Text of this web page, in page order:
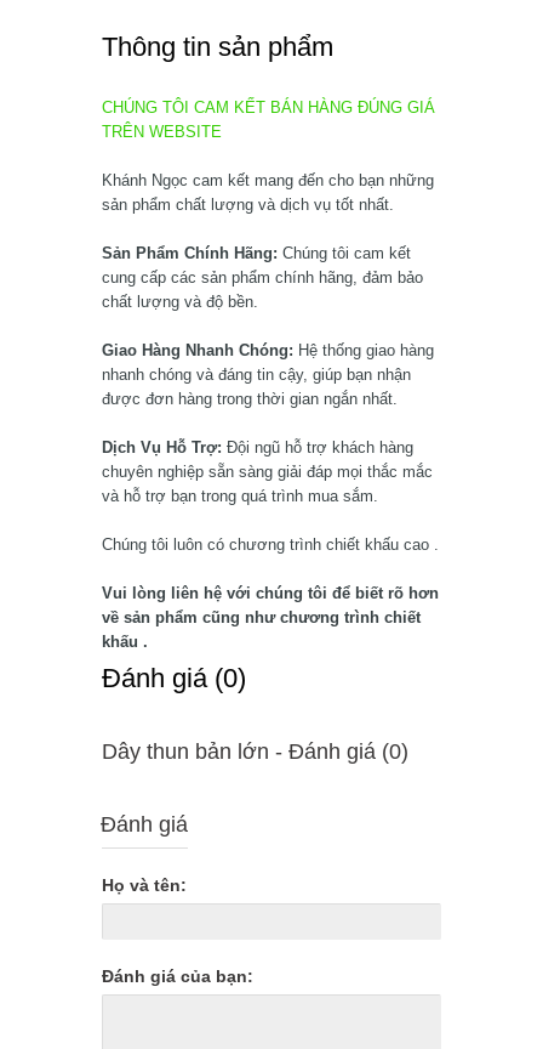
Thông tin sản phẩm
CHÚNG TÔI CAM KẾT BÁN HÀNG ĐÚNG GIÁ
TRÊN WEBSITE
Khánh Ngọc cam kết mang đến cho bạn những
sản phẩm chất lượng và dịch vụ tốt nhất.
Sản Phẩm Chính Hãng: Chúng tôi cam kết
cung cấp các sản phẩm chính hãng, đảm bảo
chất lượng và độ bền.
Giao Hàng Nhanh Chóng: Hệ thống giao hàng
nhanh chóng và đáng tin cậy, giúp bạn nhận
được đơn hàng trong thời gian ngắn nhất.
Dịch Vụ Hỗ Trợ: Đội ngũ hỗ trợ khách hàng
chuyên nghiệp sẵn sàng giải đáp mọi thắc mắc
và hỗ trợ bạn trong quá trình mua sắm.
Chúng tôi luôn có chương trình chiết khấu cao .
Vui lòng liên hệ với chúng tôi để biết rõ hơn
về sản phẩm cũng như chương trình chiết
khấu .
Ðánh giá (0)
Dây thun bản lớn - Ðánh giá (0)
Đánh giá
Họ và tên:
Đánh giá của bạn: